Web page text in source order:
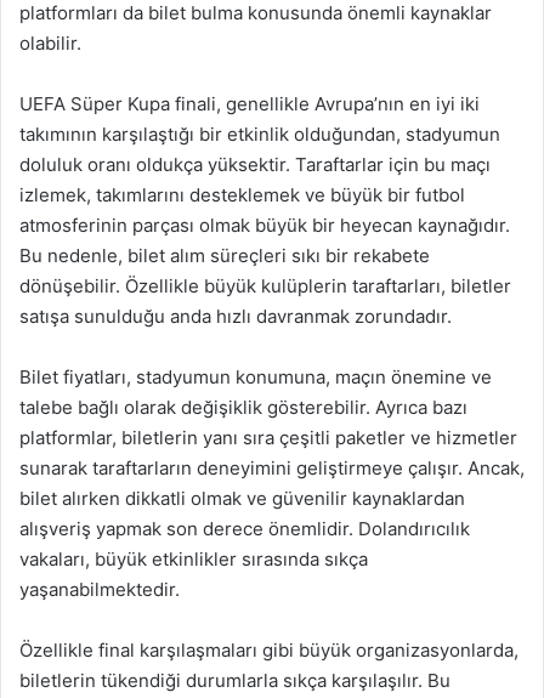
platformları da bilet bulma konusunda önemli kaynaklar
olabilir.
UEFA Süper Kupa finali, genellikle Avrupa’nın en iyi iki
takımının karşılaştığı bir etkinlik olduğundan, stadyumun
doluluk oranı oldukça yüksektir. Taraftarlar için bu maçı
izlemek, takımlarını desteklemek ve büyük bir futbol
atmosferinin parçası olmak büyük bir heyecan kaynağıdır.
Bu nedenle, bilet alım süreçleri sıkı bir rekabete
dönüşebilir. Özellikle büyük kulüplerin taraftarları, biletler
satışa sunulduğu anda hızlı davranmak zorundadır.
Bilet fiyatları, stadyumun konumuna, maçın önemine ve
talebe bağlı olarak değişiklik gösterebilir. Ayrıca bazı
platformlar, biletlerin yanı sıra çeşitli paketler ve hizmetler
sunarak taraftarların deneyimini geliştirmeye çalışır. Ancak,
bilet alırken dikkatli olmak ve güvenilir kaynaklardan
alışveriş yapmak son derece önemlidir. Dolandırıcılık
vakaları, büyük etkinlikler sırasında sıkça
yaşanabilmektedir.
Özellikle final karşılaşmaları gibi büyük organizasyonlarda,
biletlerin tükendiği durumlarla sıkça karşılaşılır. Bu